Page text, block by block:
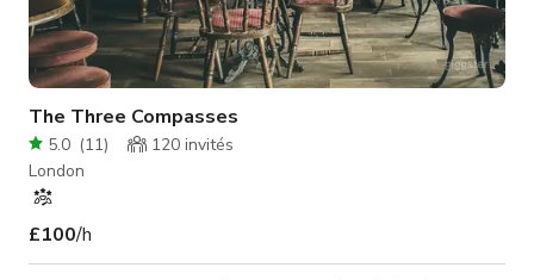
The Three Compasses
5.0 (11) 120 invités
London
£100/h